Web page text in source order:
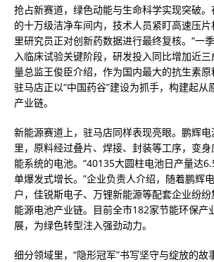
抢占新赛道，绿色动能与生命科学实现突破
的十万级洁净车间内，技术人员紧盯高速压
里研究员正对创新药数据进行最终复核。“一
入临床试验关键阶段，研发投入同比增加近
量总监王俊臣介绍，作为国内最大的抗生素原
驻马店正以“中国药谷”建设为抓手，构建起从
产业链。
新能源赛道上，驻马店同样表现亮眼。鹏辉
里，原料经过叠片、焊接、封装等工序，变
能系统的电池。“40135大圆柱电池日产量达
单爆发式增长。”企业负责人介绍，随着鹏辉
户，佳锐斯电子、万锂新能源等配套企业纷
能源电池产业链。目前全市182家节能环保产
展，为绿色转型注入强劲动力。
细分领域里，“隐形冠军”书写坚守与绽放的故